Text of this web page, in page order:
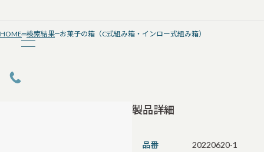
HOME 検索結果 お菓子の箱（C式組み箱・インロー式組み箱）
製品詳細
品番 20220620-1